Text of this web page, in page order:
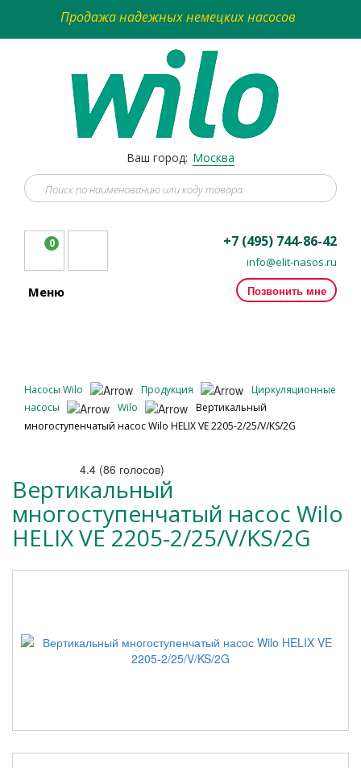
Продажа надежных немецких насосов
Ваш город: Москва
0 +7 (495) 744-86-42
info@elit-nasos.ru
Позвонить мне
Меню
Насосы Wilo Продукция
Циркуляционные
насосы
Wilo
Вертикальный
многоступенчатый насос Wilo HELIX VE 2205-2/25/V/KS/2G
4.4 (86 голосов)
Вертикальный
многоступенчатый насос Wilo
HELIX VE 2205-2/25/V/KS/2G